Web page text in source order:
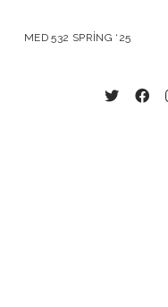
MED 532 SPRING ‘25
twitter